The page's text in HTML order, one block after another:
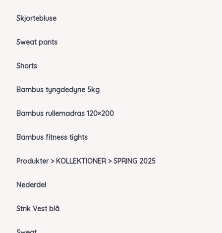
Skjortebluse
Sweat pants
Shorts
Bambus tyngdedyne 5kg
Bambus rullemadras 120×200
Bambus fitness tights
Produkter > KOLLEKTIONER > SPRING 2025
Nederdel
Strik Vest blå